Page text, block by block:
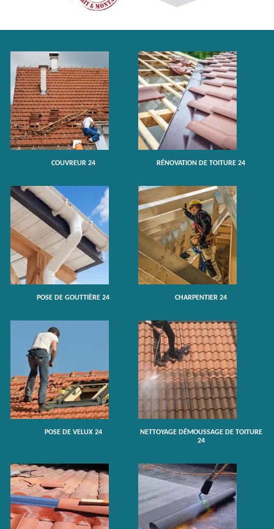
COUVREUR 24 RÉNOVATION DE TOITURE 24
POSE DE GOUTTIÈRE 24 CHARPENTIER 24
POSE DE VELUX 24
NETTOYAGE DÉMOUSSAGE DE TOITURE
24